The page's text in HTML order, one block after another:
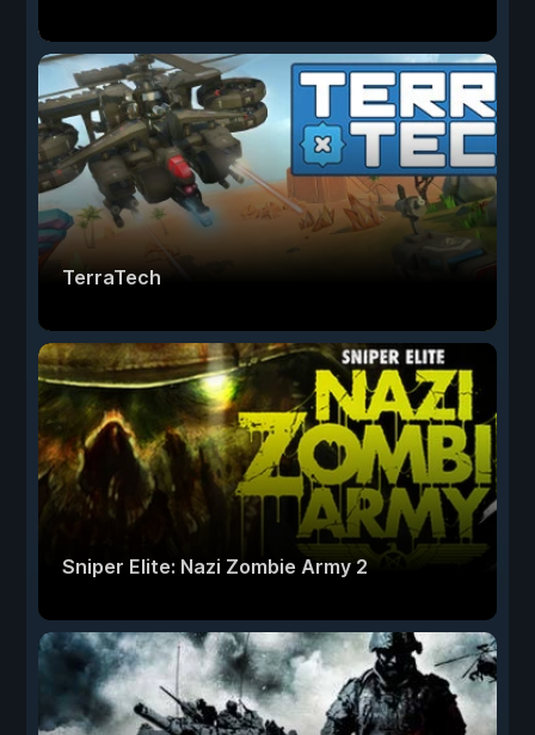
TerraTech
Sniper Elite: Nazi Zombie Army 2